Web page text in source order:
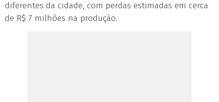
diferentes da cidade, com perdas estimadas em cerca
de R$ 7 milhões na produção.